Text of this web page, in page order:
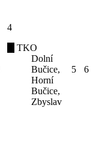
4
TKO
Dolní
Bučice,
Horní
Bučice,
Zbyslav
5 6